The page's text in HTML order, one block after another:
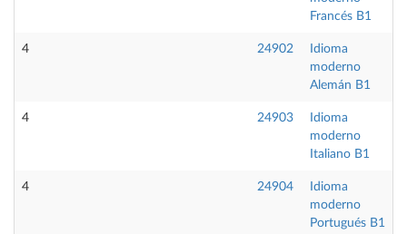
Francés B1
4 24902
Idioma
moderno
Alemán B1
4 24903
Idioma
moderno
Italiano B1
4 24904
Idioma
moderno
Portugués B1